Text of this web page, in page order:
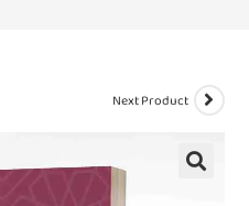
Next Product